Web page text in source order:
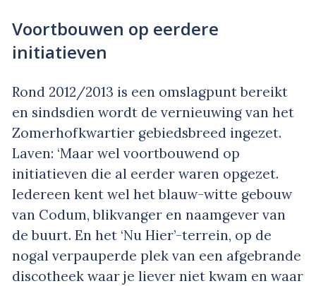
Voortbouwen op eerdere
initiatieven
Rond 2012/2013 is een omslagpunt bereikt
en sindsdien wordt de vernieuwing van het
Zomerhofkwartier gebiedsbreed ingezet.
Laven: ‘Maar wel voortbouwend op
initiatieven die al eerder waren opgezet.
Iedereen kent wel het blauw-witte gebouw
van Codum, blikvanger en naamgever van
de buurt. En het ‘Nu Hier’-terrein, op de
nogal verpauperde plek van een afgebrande
discotheek waar je liever niet kwam en waar